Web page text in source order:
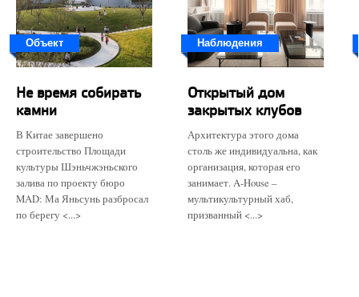
Объект
Не время собирать
камни
В Китае завершено
строительство Площади
культуры Шэньчжэньского
залива по проекту бюро
MAD: Ма Яньсунь разбросал
по берегу <...>
Наблюдения
Открытый дом
закрытых клубов
Архитектура этого дома
столь же индивидуальна, как
организация, которая его
занимает. A-House –
мультикультурный хаб,
призванный <...>